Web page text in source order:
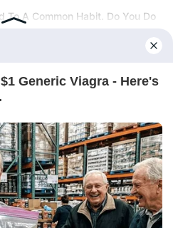
To A Common Habit. Do You Do